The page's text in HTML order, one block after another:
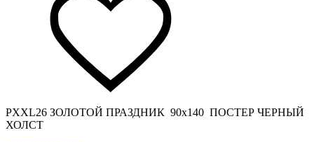
PXXL26 ЗОЛОТОЙ ПРАЗДНИК 90x140 ПОСТЕР ЧЕРНЫЙ
ХОЛСТ